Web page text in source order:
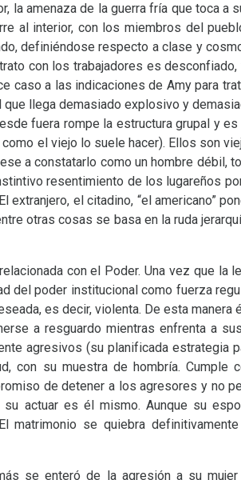
la amenaza de la guerra fría que toca a
al interior, con los miembros del
definiéndose respecto a clase y
con los trabajadores es
caso a las indicaciones de Amy para
llega demasiado explosivo y
fuera rompe la estructura grupal y
el viejo lo suele hacer). Ellos son
a constatarlo como un hombre débil,
resentimiento de los lugareños
el citadino, “el americano”
otras cosas se basa en la ruda
con el Poder. Una vez que la
del poder institucional como fuerza
es decir, violenta. De esta manera
a resguardo mientras enfrenta a
agresivos (su planificada estrategia
con su muestra de hombría. Cumple
de detener a los agresores y no
actuar es él mismo. Aunque su
matrimonio se quiebra
se enteró de la agresión a su